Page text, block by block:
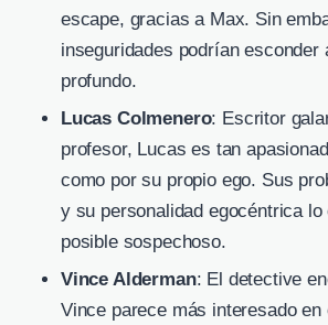
escape, gracias a Max. Sin
inseguridades podrían esconder
profundo.
Lucas Colmenero: Escritor
profesor, Lucas es tan
como por su propio ego. Sus
y su personalidad egocéntrica
posible sospechoso.
Vince Alderman: El detective
Vince parece más interesado